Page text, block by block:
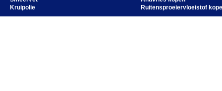
Kruipolie
Ruitensproeiervloeistof